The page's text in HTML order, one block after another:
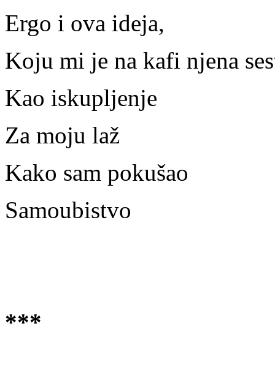
Ergo i ova ideja,
Koju mi je na kafi njena
Kao iskupljenje
Za moju laž
Kako sam pokušao
Samoubistvo
***